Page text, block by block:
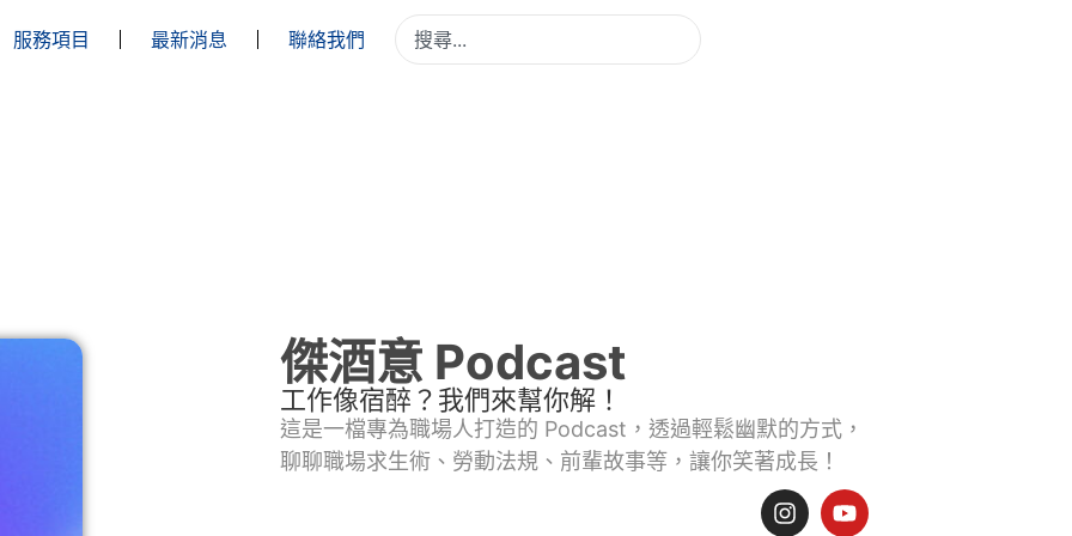
服務項目 最新消息 聯絡我們
傑酒意 Podcast
工作像宿醉？我們來幫你解！
這是一檔專為職場人打造的 Podcast，透過輕鬆幽默的方式，
聊聊職場求生術、勞動法規、前輩故事等，讓你笑著成長！